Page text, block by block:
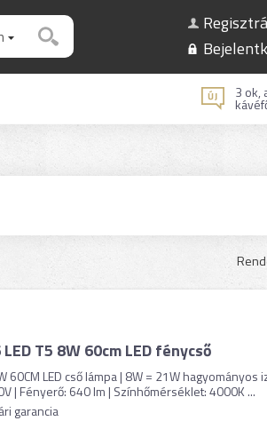
3 ok,
T5 8W 60cm LED fénycső
60CM LED cső lámpa | 8W = 21W hagyományos
| Fényerő: 640 lm | Színhőmérséklet: 4000K ...
garancia